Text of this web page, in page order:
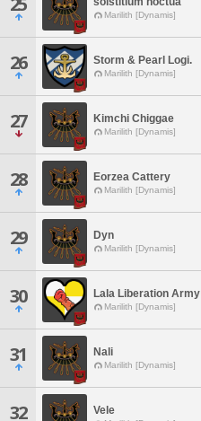
Marilith [Dynamis]
26 Storm & Pearl Logi.
Marilith [Dynamis]
27 Kimchi Chiggae
Marilith [Dynamis]
28 Eorzea Cattery
Marilith [Dynamis]
29 Dyn
Marilith [Dynamis]
30 Lala Liberation Army
Marilith [Dynamis]
31 Nali
Marilith [Dynamis]
32 Vele